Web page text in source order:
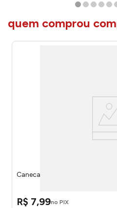
quem comprou
Caneca Diamond Cristal
R$ 7,99no PIX